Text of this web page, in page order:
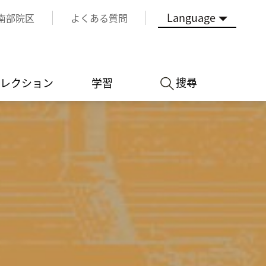
部院区 よくある質問 Language
クション 学習 搜尋